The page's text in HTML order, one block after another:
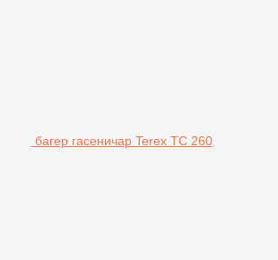
багер гасеничар Terex TC 260